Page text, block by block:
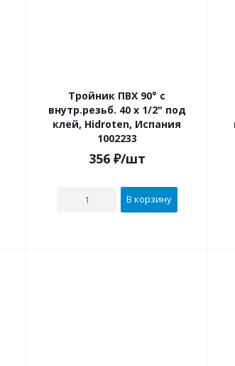
Тройник ПВХ 90° с
внутр.резьб. 40 х 1/2" под
клей, Hidroten, Испания
1002233
356₽/шт
В корзину